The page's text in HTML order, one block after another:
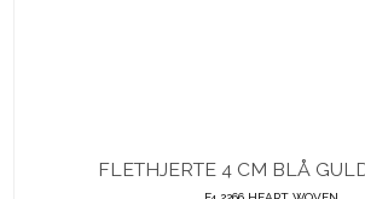
FLETHJERTE 4 CM BLÅ